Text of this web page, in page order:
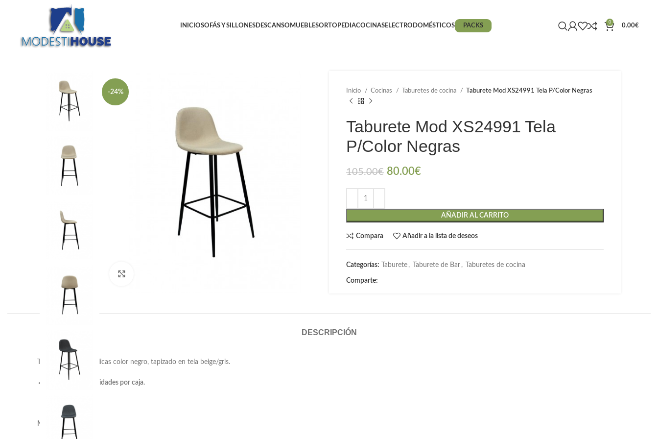
INICIOSOFÁS Y SILLONESDESCANSO MUEBLESORTOPEDIACOCINASELECTRODOMÉSTICOS PACKS
0
0.00€
-24% Inicio Cocinas Taburetes de cocina Taburete Mod XS24991 Tela P/Color Negras
Taburete Mod XS24991 Tela
P/Color Negras
105.00€ 80.00€
AÑADIR AL CARRITO
Compara Añadir a la lista de deseos
Categorías: Taburete , Taburete de Bar , Taburetes de cocina
Comparte:
DESCRIPCIÓN
Taburete patas metálicas color negro, tapizado en tela beige/gris.
4 unidades por caja.
Medidas: